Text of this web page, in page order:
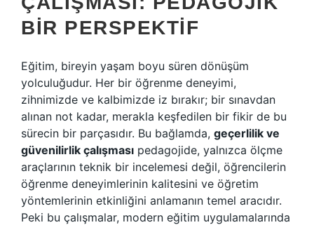
BIR PERSPEKTIF
Eğitim, bireyin yaşam boyu süren dönüşüm
yolculuğudur. Her bir öğrenme deneyimi,
zihnimizde ve kalbimizde iz bırakır; bir sınavdan
alınan not kadar, merakla keşfedilen bir fikir de bu
sürecin bir parçasıdır. Bu bağlamda, geçerlilik ve
güvenilirlik çalışması pedagojide, yalnızca ölçme
araçlarının teknik bir incelemesi değil, öğrencilerin
öğrenme deneyimlerinin kalitesini ve öğretim
yöntemlerinin etkinliğini anlamanın temel aracıdır.
Peki bu çalışmalar, modern eğitim uygulamalarında